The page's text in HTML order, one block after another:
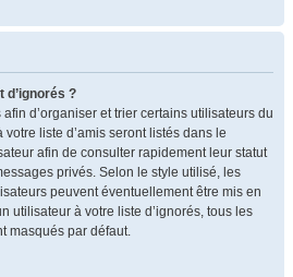
d’ignorés ?
d’organiser et trier certains utilisateurs du
liste d’amis seront listés dans le
afin de consulter rapidement leur statut
privés. Selon le style utilisé, les
peuvent éventuellement être mis en
utilisateur à votre liste d’ignorés, tous les
masqués par défaut.